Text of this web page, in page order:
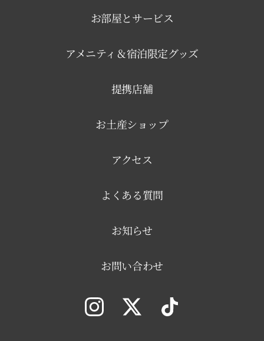
お部屋とサービス
アメニティ＆宿泊限定グッズ
提携店舗
お土産ショップ
アクセス
よくある質問
お知らせ
お問い合わせ